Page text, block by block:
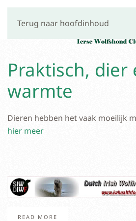
Terug naar hoofdinhoud
Praktisch, dier
warmte
Dieren hebben het vaak moeilijk
hier meer
READ MORE